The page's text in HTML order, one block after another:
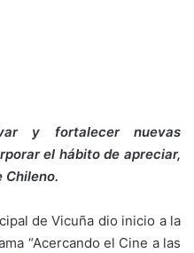
y fortalecer nuevas
el hábito de apreciar,
Chileno.
de Vicuña dio inicio a la
“Acercando el Cine a las